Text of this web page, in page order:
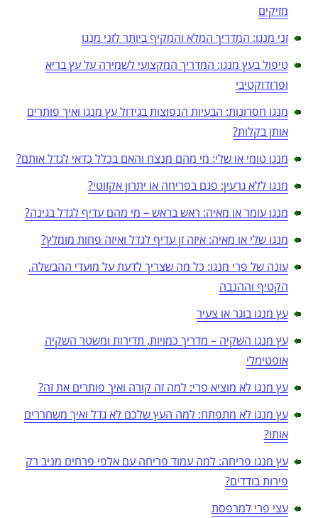
מזיקים
זני מנגו: המדריך המלא והמקיף ביותר לזני מנגו
טיפול בעץ מנגו: המדריך המקצועי לשמירה על עץ בריא
ופרודוקטיבי
מנגו חסרונות: הבעיות הנפוצות בגידול עץ מנגו ואיך פותרים
אותן בקלות?
מנגו טומי או שלי: מי מהם מנצח והאם בכלל כדאי לגדל אותם?
מנגו ללא גרעין: פגם בפריחה או יתרון אקזוטי?
מנגו עומר או מאיה: ראש בראש – מי מהם עדיף לגדל בגינה?
מנגו שלי או מאיה: איזה זן עדיף לגדל ואיזה פחות מומלץ?
עונה של פרי מנגו: כל מה שצריך לדעת על מועדי ההבשלה,
הקטיף וההנבה
עץ מנגו בוגר או צעיר
עץ מנגו השקיה – מדריך כמויות, תדירות ומשטר השקיה
אופטימלי
עץ מנגו לא מוציא פרי: למה זה קורה ואיך פותרים את זה?
עץ מנגו לא מתפתח: למה העץ שלכם לא גדל ואיך משחררים
אותו?
עץ מנגו פריחה: למה עמוד פריחה עם אלפי פרחים מניב רק
פירות בודדים?
עצי פרי למרפסת